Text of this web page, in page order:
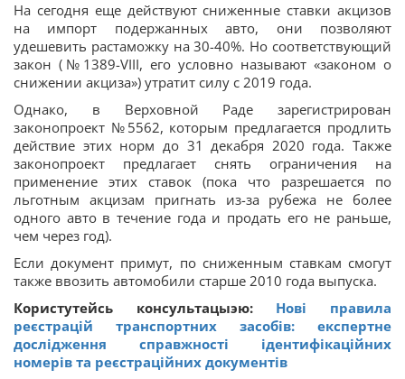
На сегодня еще действуют сниженные ставки акцизов
на импорт подержанных авто, они позволяют
удешевить растаможку на 30-40%. Но соответствующий
закон (№1389-VIII, его условно называют «законом о
снижении акциза») утратит силу с 2019 года.
Однако, в Верховной Раде зарегистрирован
законопроект №5562, которым предлагается продлить
действие этих норм до 31 декабря 2020 года. Также
законопроект предлагает снять ограничения на
применение этих ставок (пока что разрешается по
льготным акцизам пригнать из-за рубежа не более
одного авто в течение года и продать его не раньше,
чем через год).
Если документ примут, по сниженным ставкам смогут
также ввозить автомобили старше 2010 года выпуска.
Користутейсь консультацыэю:Нові правила
реєстрацій транспортних засобів: експертне
дослідження справжності ідентифікаційних
номерів та реєстраційних документів